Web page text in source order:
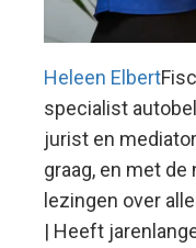
Heleen Elbert
specialist
jurist en
graag, en met de
lezingen over
| Heeft